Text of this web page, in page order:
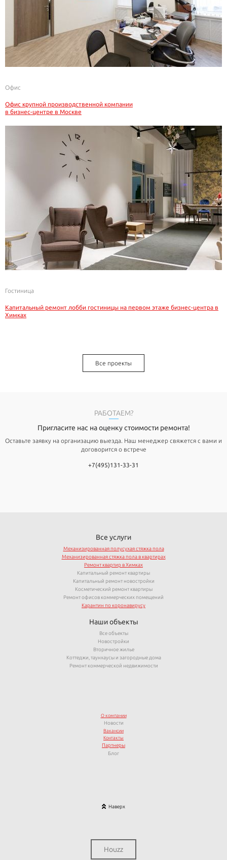
Офис
Офис крупной производственной компании
в бизнес-центре в Москве
Гостиница
Капитальный ремонт лобби гостиницы на первом этаже бизнес-центра в
Химках
Все проекты
РАБОТАЕМ?
Пригласите нас на оценку стоимости ремонта!
Оставьте заявку на организацию выезда. Наш менеджер свяжется с вами и
договорится о встрече
+7(495)131-33-31
Все услуги
Механизированная полусухая стяжка пола
Механизированная стяжка пола в квартирах
Ремонт квартир в Химках
Капитальный ремонт квартиры
Капитальный ремонт новостройки
Косметический ремонт квартиры
Ремонт офисов коммерческих помещений
Карантин по коронавирусу
Наши объекты
Все объекты
Новостройки
Вторичное жилье
Коттеджи, таунхаусы и загородные дома
Ремонт коммерческой недвижимости
О компании
Новости
Вакансии
Контакты
Партнеры
Блог
Наверх
Houzz